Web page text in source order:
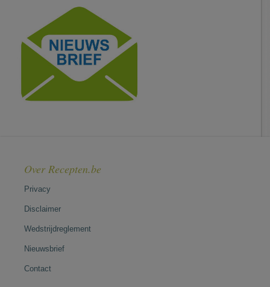
Over Recepten.be
Privacy
Disclaimer
Wedstrijdreglement
Nieuwsbrief
Contact